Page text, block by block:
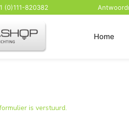
(0)111-820382
Home
is verstuurd.